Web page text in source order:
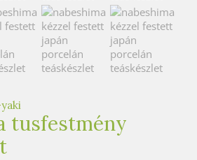
tusfestmény